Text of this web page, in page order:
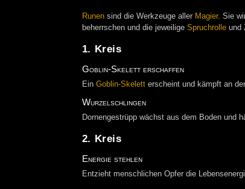
Runensind die Werkzeuge aller Magier. Sie
beherrschen und die jeweilige Spruchrolleund
1. Kreis
Goblin-Skelett erschaffen
Ein Goblin-Skeletterscheint und kämpft an
Wurzelschlingen
Dornengestrüpp wächst aus dem Boden und
2. Kreis
Energie stehlen
Entzieht menschlichen Opfer die